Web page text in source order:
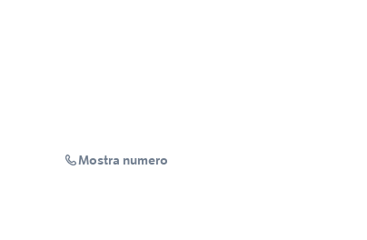
Mostra numero